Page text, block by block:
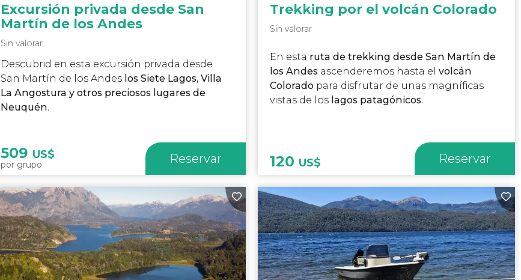
Excursión privada desde San
Martín de los Andes
Sin valorar
Descubrid en esta excursión privada desde
San Martín de los Andes los Siete Lagos, Villa
La Angostura y otros preciosos lugares de
Neuquén.
509 US$
por grupo Reservar
Trekking por el volcán Colorado
Sin valorar
En esta ruta de trekking desde San Martín de
los Andesascenderemos hasta el volcán
Colorado para disfrutar de unas magníficas
vistas de los lagos patagónicos.
120 US$ Reservar